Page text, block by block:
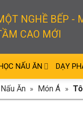
NGHỀ BẾP -
CAO MỚI
NẤU ĂN DẠY
Ăn » Món Á »